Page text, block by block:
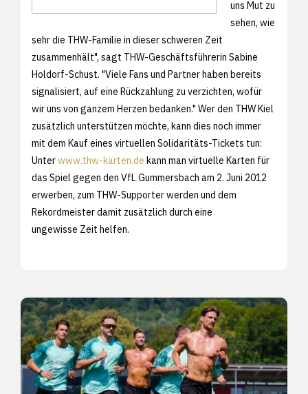
uns Mut zu
sehen, wie
sehr die THW-Familie in dieser schweren Zeit
zusammenhält", sagt THW-Geschäftsführerin Sabine
Holdorf-Schust. "Viele Fans und Partner haben bereits
signalisiert, auf eine Rückzahlung zu verzichten, wofür
wir uns von ganzem Herzen bedanken." Wer den THW Kiel
zusätzlich unterstützen möchte, kann dies noch immer
mit dem Kauf eines virtuellen Solidaritäts-Tickets tun:
Unterwww.thw-karten.de kann man virtuelle Karten für
das Spiel gegen den VfL Gummersbach am 2. Juni 2012
erwerben, zum THW-Supporter werden und dem
Rekordmeister damit zusätzlich durch eine
ungewisse Zeit helfen.